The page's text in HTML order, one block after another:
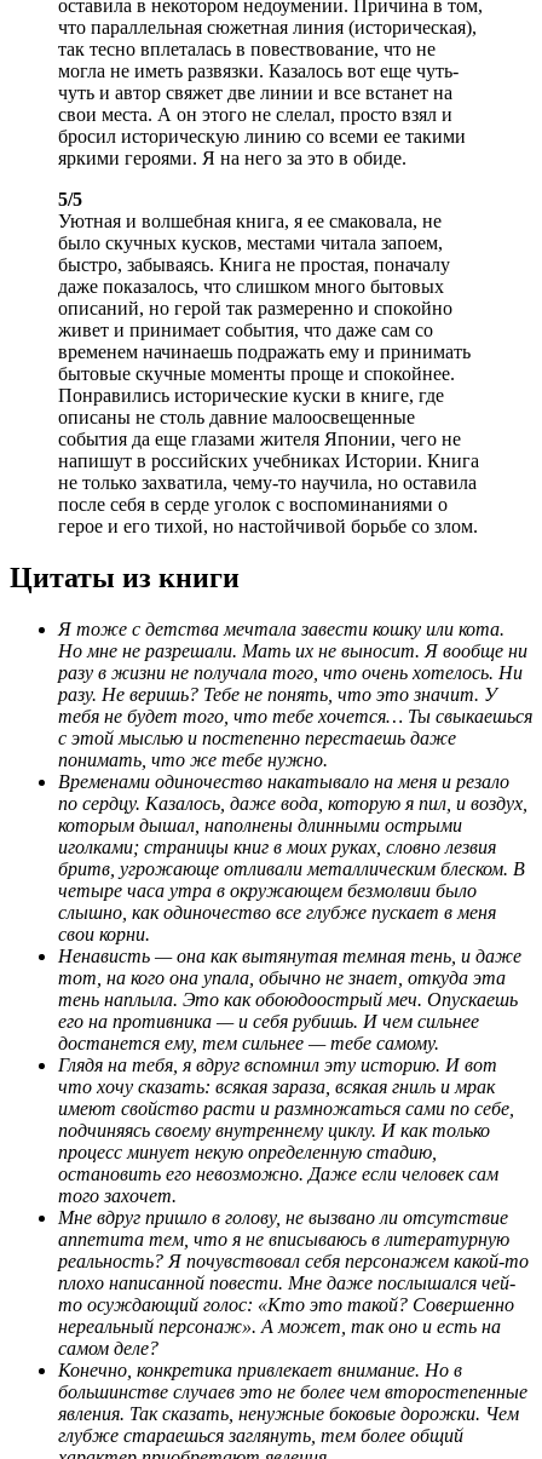
оставила в некотором недоумении. Причина в том,
что параллельная сюжетная линия (историческая),
так тесно вплеталась в повествование, что не
могла не иметь развязки. Казалось вот еще чуть-
чуть и автор свяжет две линии и все встанет на
свои места. А он этого не слелал, просто взял и
бросил историческую линию со всеми ее такими
яркими героями. Я на него за это в обиде.
5/5
Уютная и волшебная книга, я ее смаковала, не
было скучных кусков, местами читала запоем,
быстро, забываясь. Книга не простая, поначалу
даже показалось, что слишком много бытовых
описаний, но герой так размеренно и спокойно
живет и принимает события, что даже сам со
временем начинаешь подражать ему и принимать
бытовые скучные моменты проще и спокойнее.
Понравились исторические куски в книге, где
описаны не столь давние малоосвещенные
события да еще глазами жителя Японии, чего не
напишут в российских учебниках Истории. Книга
не только захватила, чему-то научила, но оставила
после себя в серде уголок с воспоминаниями о
герое и его тихой, но настойчивой борьбе со злом.
Цитаты из книги
Я тоже с детства мечтала завести кошку или кота.
Но мне не разрешали. Мать их не выносит. Я вообще ни
разу в жизни не получала того, что очень хотелось. Ни
разу. Не веришь? Тебе не понять, что это значит. У
тебя не будет того, что тебе хочется… Ты свыкаешься
с этой мыслью и постепенно перестаешь даже
понимать, что же тебе нужно.
Временами одиночество накатывало на меня и резало
по сердцу. Казалось, даже вода, которую я пил, и воздух,
которым дышал, наполнены длинными острыми
иголками; страницы книг в моих руках, словно лезвия
бритв, угрожающе отливали металлическим блеском. В
четыре часа утра в окружающем безмолвии было
слышно, как одиночество все глубже пускает в меня
свои корни.
Ненависть — она как вытянутая темная тень, и даже
тот, на кого она упала, обычно не знает, откуда эта
тень наплыла. Это как обоюдоострый меч. Опускаешь
его на противника — и себя рубишь. И чем сильнее
достанется ему, тем сильнее — тебе самому.
Глядя на тебя, я вдруг вспомнил эту историю. И вот
что хочу сказать: всякая зараза, всякая гниль и мрак
имеют свойство расти и размножаться сами по себе,
подчиняясь своему внутреннему циклу. И как только
процесс минует некую определенную стадию,
остановить его невозможно. Даже если человек сам
того захочет.
Мне вдруг пришло в голову, не вызвано ли отсутствие
аппетита тем, что я не вписываюсь в литературную
реальность? Я почувствовал себя персонажем какой-то
плохо написанной повести. Мне даже послышался чей-
то осуждающий голос: «Кто это такой? Совершенно
нереальный персонаж». А может, так оно и есть на
самом деле?
Конечно, конкретика привлекает внимание. Но в
большинстве случаев это не более чем второстепенные
явления. Так сказать, ненужные боковые дорожки. Чем
глубже стараешься заглянуть, тем более общий